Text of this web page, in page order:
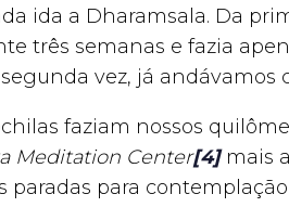
ida a Dharamsala. Da
três semanas e fazia
vez, já andávamos
faziam nossos
Meditation Center[4]mais
paradas para